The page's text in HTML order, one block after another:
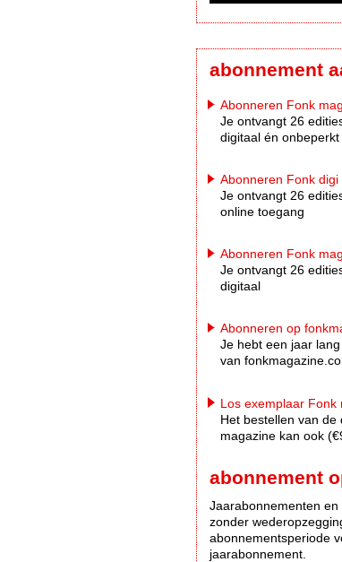
abonnement
Abonneren Fonk
Je ontvangt 26
digitaal én
Abonneren Fonk digi
Je ontvangt 26
online toegang
Abonneren Fonk
Je ontvangt 26
digitaal
Abonneren op
Je hebt een jaar
van
Los exemplaar Fonk
Het bestellen van
magazine kan ook
abonnement
Jaarabonnementen
zonder
abonnementsperiode
jaarabonnement.